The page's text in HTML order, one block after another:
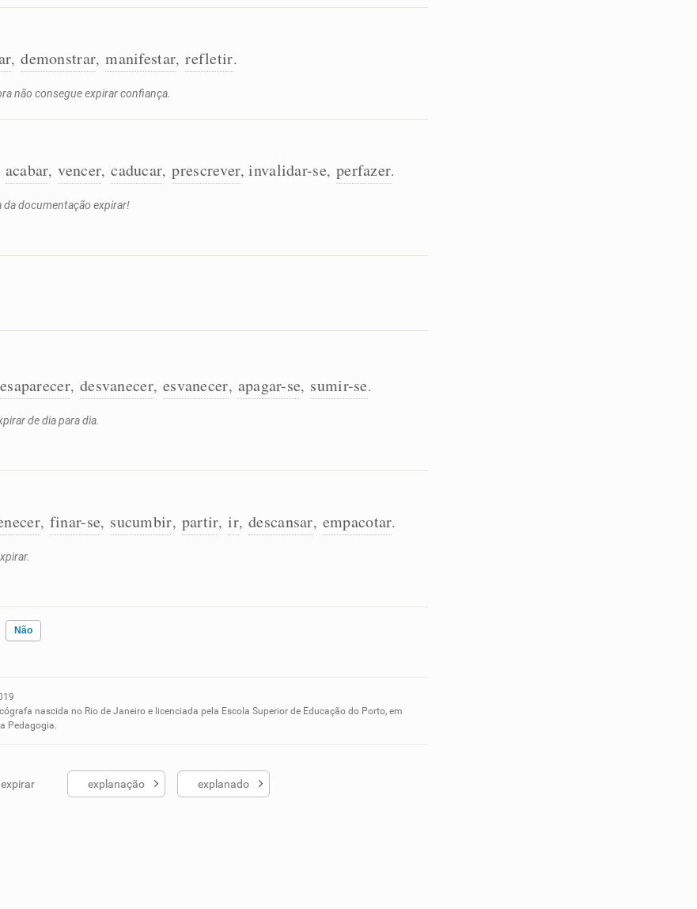
, demonstrar, manifestar, refletir.
não consegue expirar confiança.
acabar, vencer, caducar, prescrever,invalidar-se, perfazer.
da documentação expirar!
, desvanecer, esvanecer, apagar-se, sumir-se.
de dia para dia.
, finar-se, sucumbir, partir, ir, descansar, empacotar.
Não
me ajudounascida no Rio de Janeiro e licenciada pela Escola Superior de Educação do Porto, em
Pedagogia.
expirar explanação explanado